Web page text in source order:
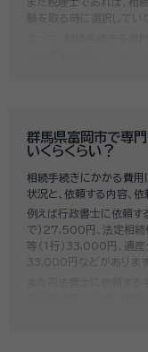
験を取る時に選択してい
よって、相続手続きを専
ある士業を選ぶことが、
群馬県富岡市で専
いくらくらい？
相続手続きにかかる費用
状況と、依頼する内容、
例えば行政書士に依頼す
で）27,500円、法定相
等（1行）33,000円、遺
33,000円などがあります
登記手続きで「土地1筆